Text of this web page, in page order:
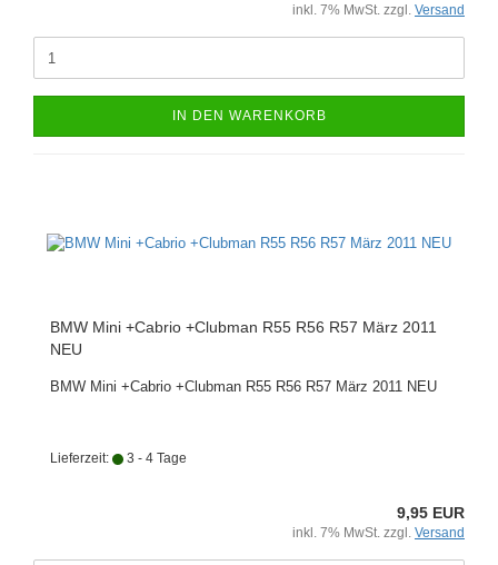
inkl. 7% MwSt. zzgl. Versand
IN DEN WARENKORB
BMW Mini +Cabrio +Clubman R55 R56 R57 März 2011
NEU
BMW Mini +Cabrio +Clubman R55 R56 R57 März 2011 NEU
Lieferzeit: 3 - 4 Tage
9,95 EUR
inkl. 7% MwSt. zzgl. Versand